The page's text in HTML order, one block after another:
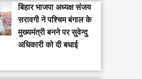
‎बिहार भाजपा अध्यक्ष संजय
सरावगी ने पश्चिम बंगाल के
मुख्यमंत्री बनने पर सुवेन्दु
अधिकारी को दी बधाई